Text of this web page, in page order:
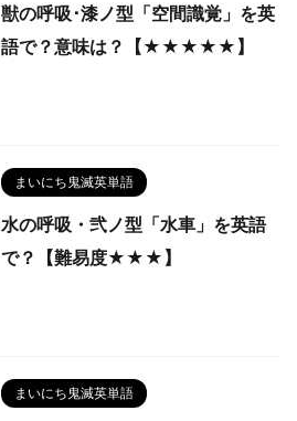
獣の呼吸･漆ノ型「空間識覚」を英
語で？意味は？【★★★★★】
まいにち鬼滅英単語
水の呼吸・弐ノ型「水車」を英語
で？【難易度★★★】
まいにち鬼滅英単語